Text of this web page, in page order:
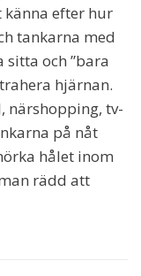
känna efter hur
tankarna med
sitta och ”bara
hjärnan.
närshopping, tv-
på nåt
hålet inom
rädd att